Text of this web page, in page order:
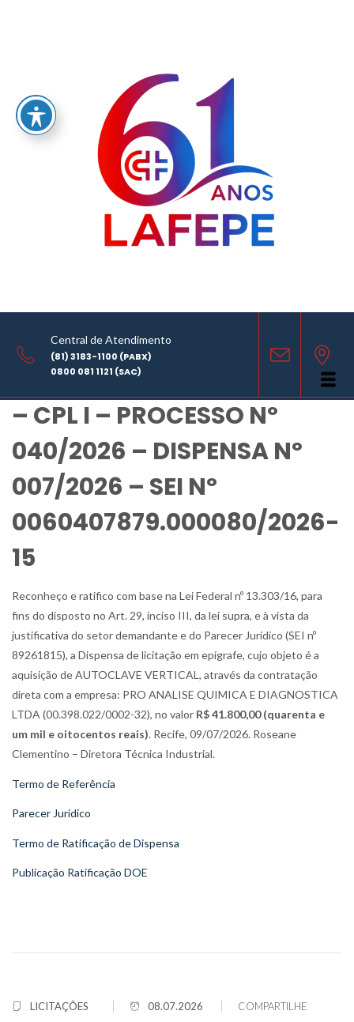
Central de Atendimento
(81) 3183-1100 (PABX)
0800 081 1121 (SAC)
Blog
Home
COMPARTILHE
RATIFICAÇÃO DE DISPENSA
– CPL I – PROCESSO Nº
040/2026 – DISPENSA Nº
007/2026 – SEI Nº
0060407879.000080/2026-
15
Reconheço e ratifico com base na Lei Federal nº 13.303/16, para
fins do disposto no Art. 29, inciso III, da lei supra, e à vista da
justificativa do setor demandante e do Parecer Jurídico (SEI nº
89261815), a Dispensa de licitação em epígrafe, cujo objeto é a
aquisição de AUTOCLAVE VERTICAL, através da contratação
direta com a empresa: PRO ANALISE QUIMICA E DIAGNOSTICA
LTDA (00.398.022/0002-32), no valor R$ 41.800,00 (quarenta e
um mil e oitocentos reais). Recife, 09/07/2026. Roseane
Clementino – Diretora Técnica Industrial.
Termo de Referência
Parecer Jurídico
Termo de Ratificação de Dispensa
Publicação Ratificação DOE
LICITAÇÕES 08.07.2026 COMPARTILHE